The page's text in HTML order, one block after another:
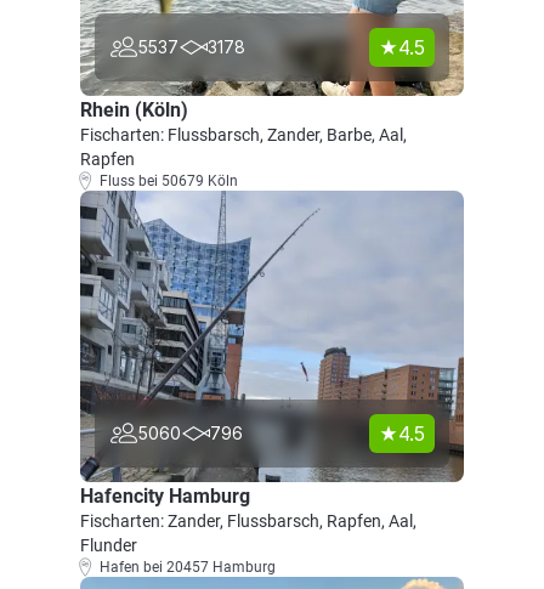
5537 3178 4.5
Rhein (Köln)
Fischarten: Flussbarsch, Zander, Barbe, Aal,
Rapfen
Fluss bei 50679 Köln
5060 796 4.5
Hafencity Hamburg
Fischarten: Zander, Flussbarsch, Rapfen, Aal,
Flunder
Hafen bei 20457 Hamburg